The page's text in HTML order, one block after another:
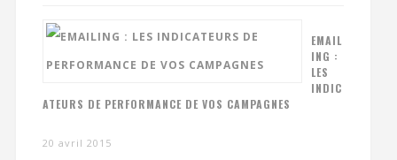
EMAIL
ING :
LES
INDIC
ATEURS DE PERFORMANCE DE VOS CAMPAGNES
20 avril 2015